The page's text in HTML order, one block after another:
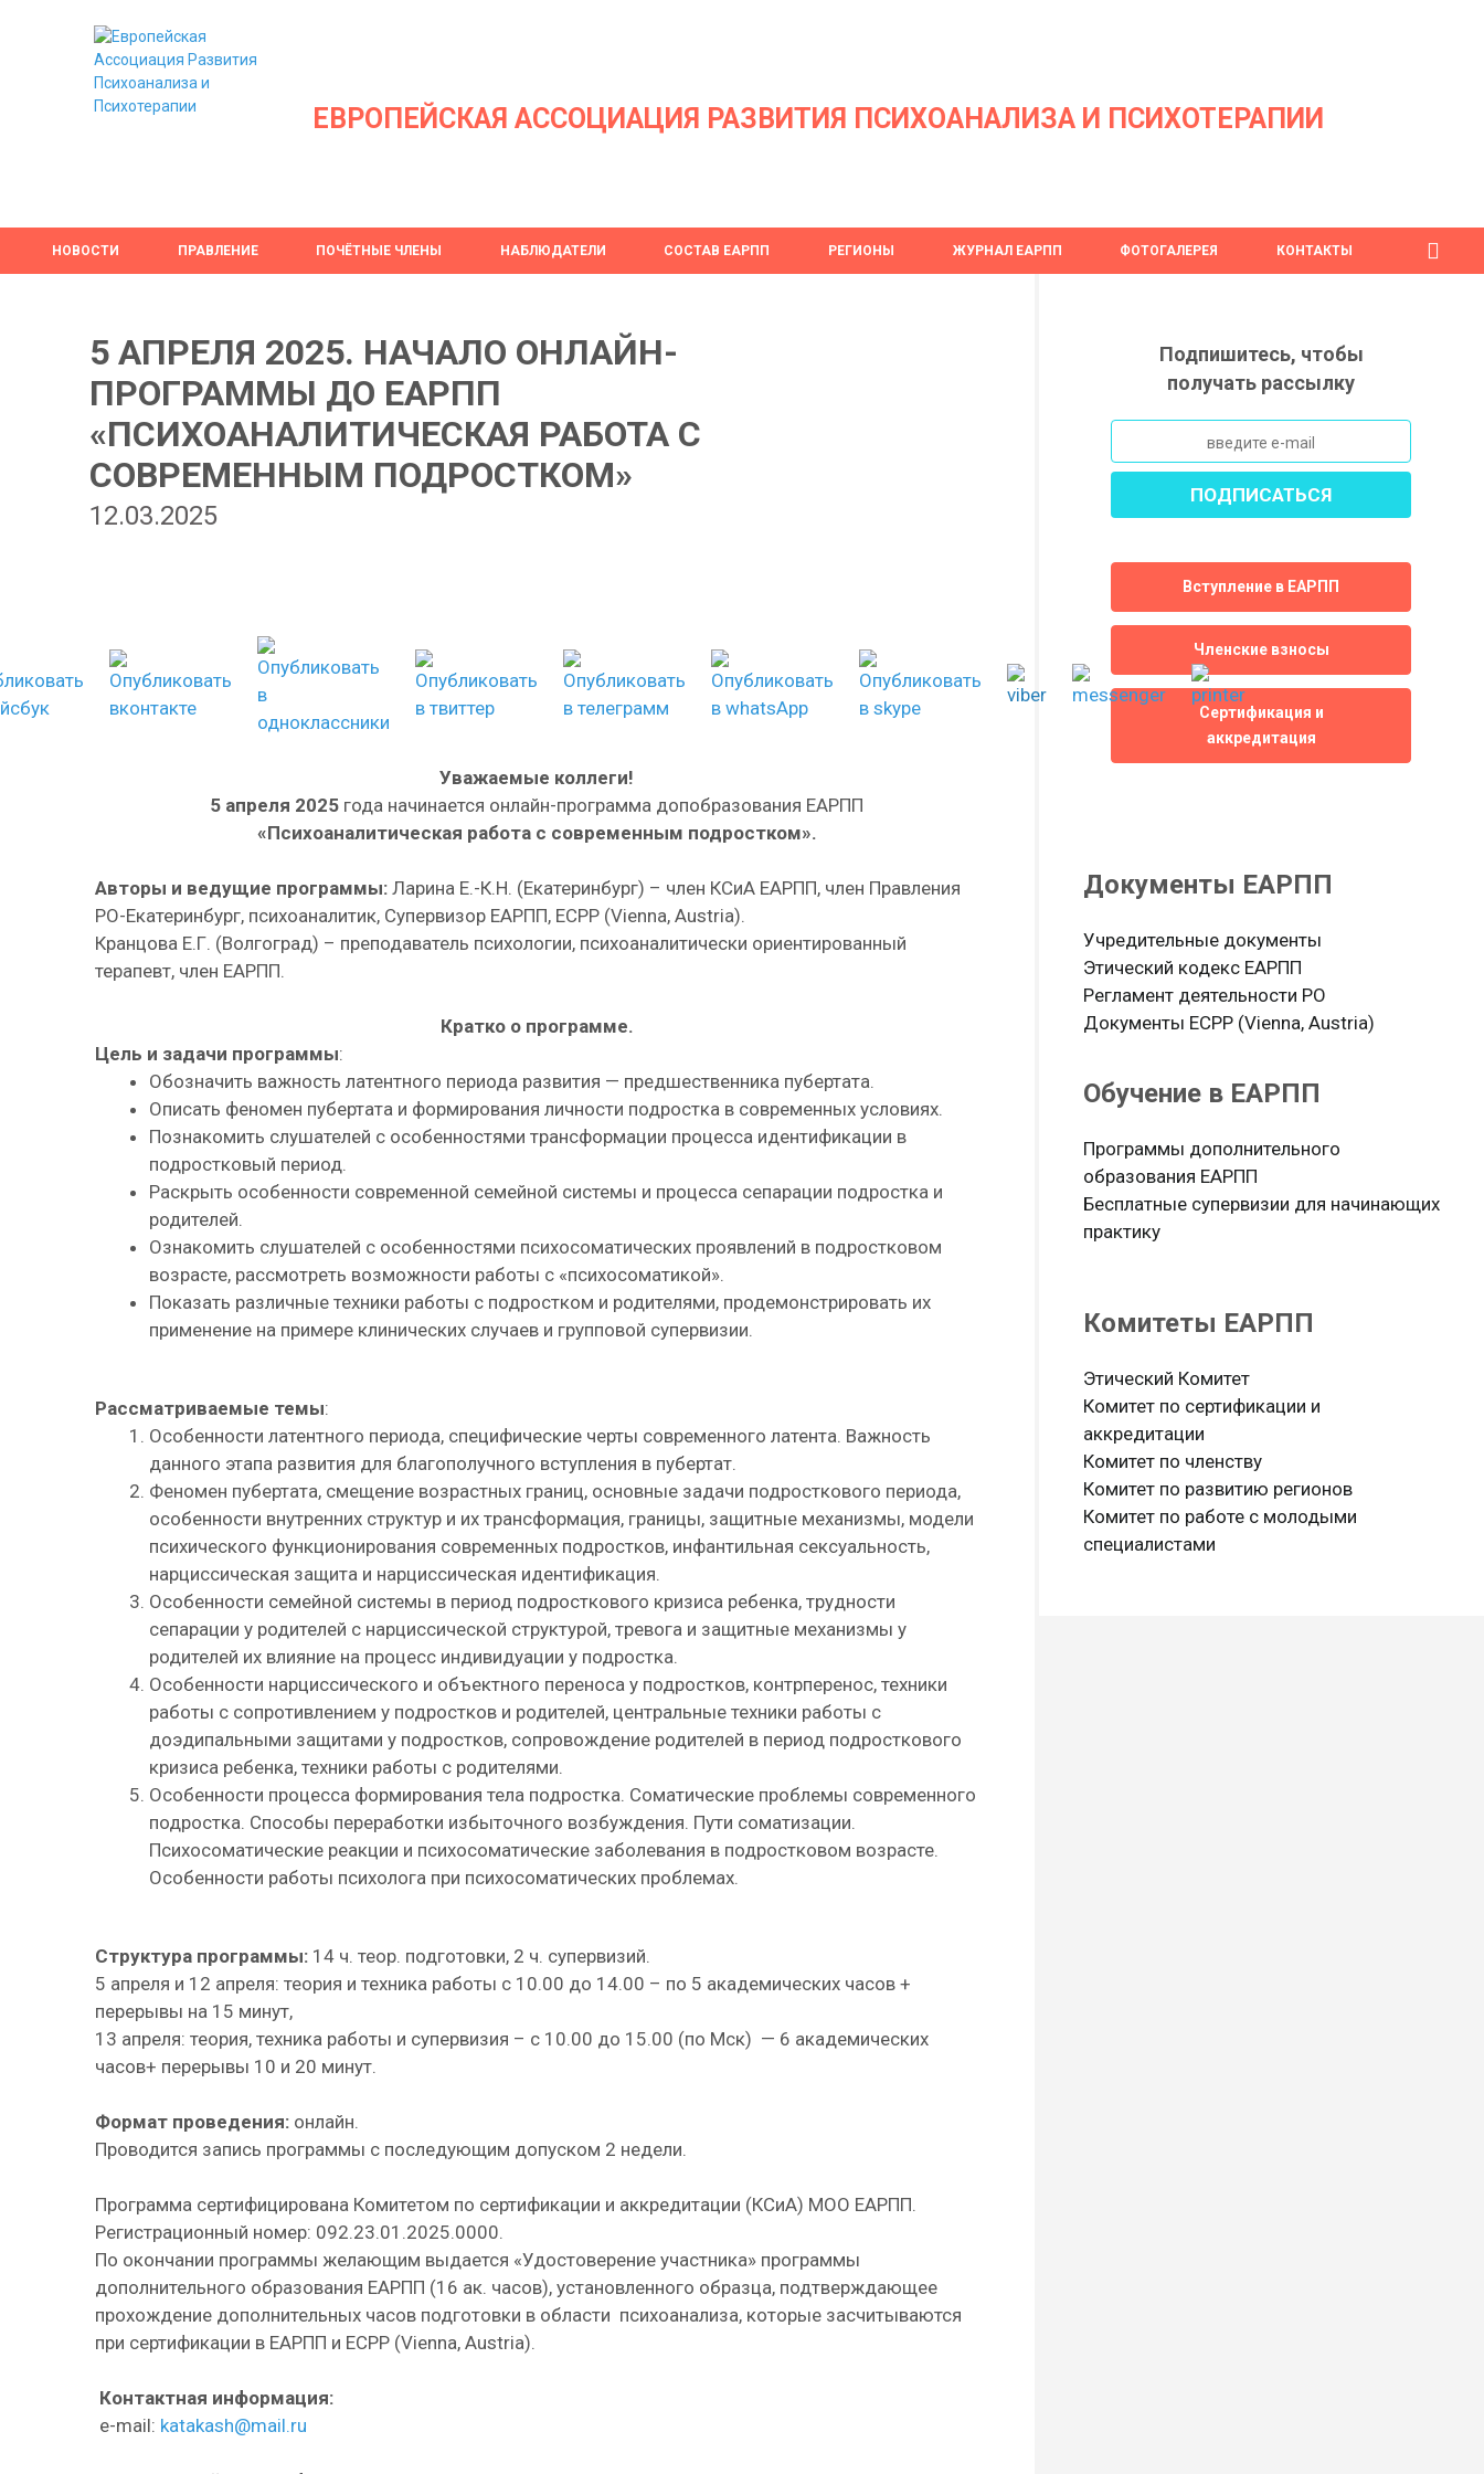
ЕВРОПЕЙСКАЯ АССОЦИАЦИЯ РАЗВИТИЯ ПСИХОАНАЛИЗА И ПСИХОТЕРАПИИ
НОВОСТИ ПРАВЛЕНИЕ ПОЧЁТНЫЕ ЧЛЕНЫ НАБЛЮДАТЕЛИ СОСТАВ ЕАРПП РЕГИОНЫ ЖУРНАЛ ЕАРПП ФОТОГАЛЕРЕЯ КОНТАКТЫ
5 АПРЕЛЯ 2025. НАЧАЛО ОНЛАЙН-
ПРОГРАММЫ ДО ЕАРПП
«ПСИХОАНАЛИТИЧЕСКАЯ РАБОТА С
СОВРЕМЕННЫМ ПОДРОСТКОМ»
12.03.2025
Уважаемые коллеги!
5 апреля 2025 года начинается онлайн-программа допобразования ЕАРПП
«Психоаналитическая работа с современным подростком».
Авторы и ведущие программы: Ларина Е.-К.Н. (Екатеринбург) – член КСиА ЕАРПП, член Правления
РО-Екатеринбург, психоаналитик, Супервизор ЕАРПП, ECPP (Vienna, Austria).
Кранцова Е.Г. (Волгоград) – преподаватель психологии, психоаналитически ориентированный
терапевт, член ЕАРПП.
Кратко о программе.
Цель и задачи программы:
Обозначить важность латентного периода развития — предшественника пубертата.
Описать феномен пубертата и формирования личности подростка в современных условиях.
Познакомить слушателей с особенностями трансформации процесса идентификации в
подростковый период.
Раскрыть особенности современной семейной системы и процесса сепарации подростка и
родителей.
Ознакомить слушателей с особенностями психосоматических проявлений в подростковом
возрасте, рассмотреть возможности работы с «психосоматикой».
Показать различные техники работы с подростком и родителями, продемонстрировать их
применение на примере клинических случаев и групповой супервизии.
Рассматриваемые темы:
Особенности латентного периода, специфические черты современного латента. Важность
данного этапа развития для благополучного вступления в пубертат.
Феномен пубертата, смещение возрастных границ, основные задачи подросткового периода,
особенности внутренних структур и их трансформация, границы, защитные механизмы, модели
психического функционирования современных подростков, инфантильная сексуальность,
нарциссическая защита и нарциссическая идентификация.
Особенности семейной системы в период подросткового кризиса ребенка, трудности
сепарации у родителей с нарциссической структурой, тревога и защитные механизмы у
родителей их влияние на процесс индивидуации у подростка.
Особенности нарциссического и объектного переноса у подростков, контрперенос, техники
работы с сопротивлением у подростков и родителей, центральные техники работы с
доэдипальными защитами у подростков, сопровождение родителей в период подросткового
кризиса ребенка, техники работы с родителями.
Особенности процесса формирования тела подростка. Соматические проблемы современного
подростка. Способы переработки избыточного возбуждения. Пути соматизации.
Психосоматические реакции и психосоматические заболевания в подростковом возрасте.
Особенности работы психолога при психосоматических проблемах.
Структура программы: 14 ч. теор. подготовки, 2 ч. супервизий.
5 апреля и 12 апреля: теория и техника работы с 10.00 до 14.00 – по 5 академических часов +
перерывы на 15 минут,
13 апреля: теория, техника работы и супервизия – с 10.00 до 15.00 (по Мск) — 6 академических
часов+ перерывы 10 и 20 минут.
Формат проведения: онлайн.
Проводится запись программы с последующим допуском 2 недели.
Программа сертифицирована Комитетом по сертификации и аккредитации (КСиА) МОО ЕАРПП.
Регистрационный номер: 092.23.01.2025.0000.
По окончании программы желающим выдается «Удостоверение участника» программы
дополнительного образования ЕАРПП (16 ак. часов), установленного образца, подтверждающее
прохождение дополнительных часов подготовки в области психоанализа, которые засчитываются
при сертификации в ЕАРПП и ECPP (Vienna, Austria).
Контактная информация:
e-mail: katakash@mail.ru
Подпишитесь, чтобы
получать рассылку
Вступление в ЕАРПП
Членские взносы
Сертификация и
аккредитация
Документы ЕАРПП
Учредительные документы
Этический кодекс ЕАРПП
Регламент деятельности РО
Документы ЕСРР (Vienna, Austria)
Обучение в ЕАРПП
Программы дополнительного
образования ЕАРПП
Бесплатные супервизии для начинающих
практику
Комитеты ЕАРПП
Этический Комитет
Комитет по сертификации и
аккредитации
Комитет по членству
Комитет по развитию регионов
Комитет по работе с молодыми
специалистами